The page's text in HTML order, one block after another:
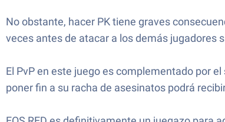
No obstante, hacer PK tiene graves
veces antes de atacar a los demás jugadores
El PvP en este juego es complementado por
poner fin a su racha de asesinatos podrá